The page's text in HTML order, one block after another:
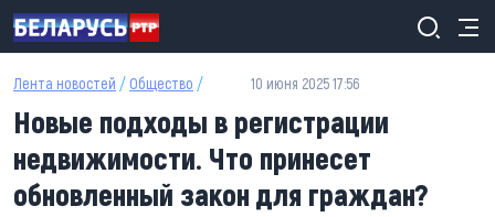
Перейти к основному содержанию
Лента новостей / Общество / 10 июня 2025 17:56
Новые подходы в регистрации
недвижимости. Что принесет
обновленный закон для граждан?